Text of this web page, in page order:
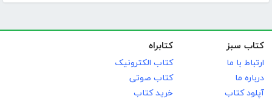
کتاب سبز
ارتباط با ما
درباره ما
آپلود کتاب
کتابراه
کتاب الکترونیک
کتاب صوتی
خرید کتاب